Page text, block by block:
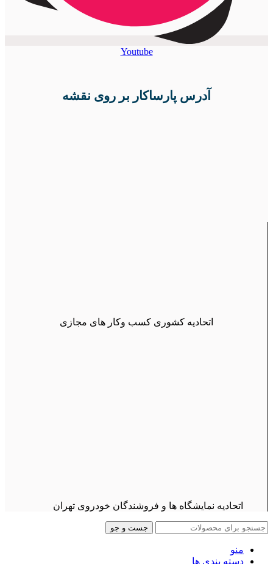
Youtube
آدرس پارساکار بر روی نقشه
اتحادیه کشوری کسب وکار های مجازی
اتحادیه نمایشگاه ها و فروشندگان خودروی تهران
جست و جو
منو
دسته بندی ها